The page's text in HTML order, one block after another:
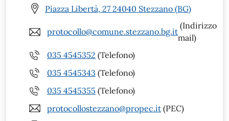
Piazza Libertà, 27 24040 Stezzano (BG)
protocollo@comune.stezzano.bg.it
(Indirizzo
mail)
035 4545352 (Telefono)
035 4545343 (Telefono)
035 4545355 (Telefono)
protocollostezzano@propec.it (PEC)